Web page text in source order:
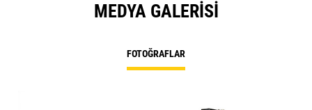
MEDYA GALERISI
FOTOĞRAFLAR